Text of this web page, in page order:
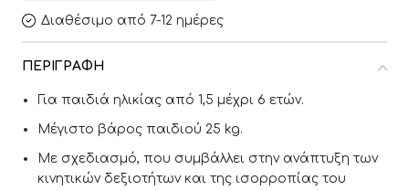
Διαθέσιμο από 7-12 ημέρες
ΠΕΡΙΓΡΑΦΉ
Για παιδιά ηλικίας από 1,5 μέχρι 6 ετών.
Μέγιστο βάρος παιδιού 25 kg.
Με σχεδιασμό, που συμβάλλει στην ανάπτυξη των
κινητικών δεξιοτήτων και της ισορροπίας του